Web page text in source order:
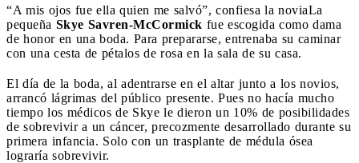
“A mis ojos fue ella quien me salvó”, confiesa la noviaLa
pequeña Skye Savren-McCormick fue escogida como dama
de honor en una boda. Para prepararse, entrenaba su caminar
con una cesta de pétalos de rosa en la sala de su casa.
El día de la boda, al adentrarse en el altar junto a los novios,
arrancó lágrimas del público presente. Pues no hacía mucho
tiempo los médicos de Skye le dieron un 10% de posibilidades
de sobrevivir a un cáncer, precozmente desarrollado durante su
primera infancia. Solo con un trasplante de médula ósea
lograría sobrevivir.